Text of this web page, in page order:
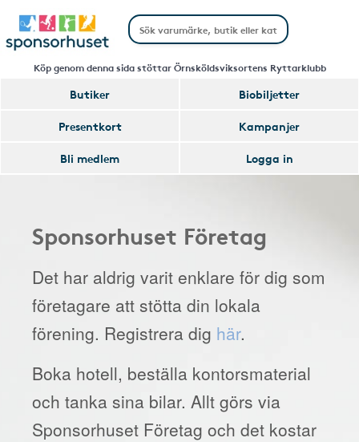
Köp genom denna sida stöttar Örnsköldsviksortens Ryttarklubb
Butiker
Biobiljetter
Presentkort
Kampanjer
Bli medlem
Logga in
Sponsorhuset Företag
Det har aldrig varit enklare för dig som
företagare att stötta din lokala
förening. Registrera dig här.
Boka hotell, beställa kontorsmaterial
och tanka sina bilar. Allt görs via
Sponsorhuset Företag och det kostar